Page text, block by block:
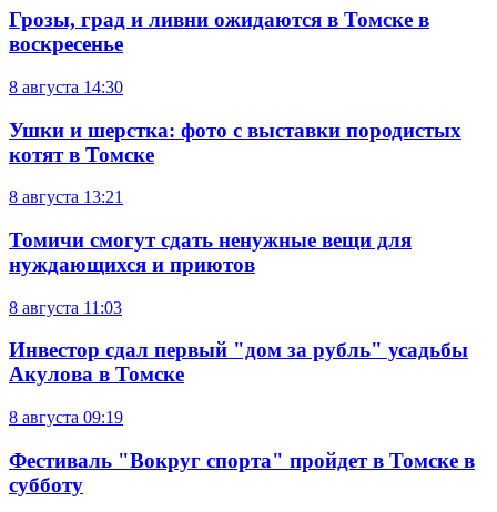
Грозы, град и ливни ожидаются в Томске в
воскресенье
8 августа 14:30
Ушки и шерстка: фото с выставки породистых
котят в Томске
8 августа 13:21
Томичи смогут сдать ненужные вещи для
нуждающихся и приютов
8 августа 11:03
Инвестор сдал первый "дом за рубль" усадьбы
Акулова в Томске
8 августа 09:19
Фестиваль "Вокруг спорта" пройдет в Томске в
субботу